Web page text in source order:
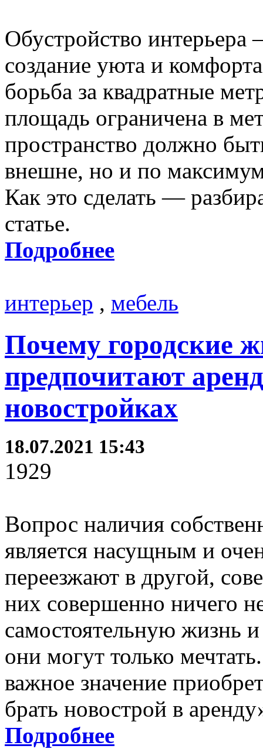
Обустройство
создание уюта и
борьба за квадратные
площадь ограничена в
пространство должно
внешне, но и по
Как это сделать —
статье.
Подробнее
интерьер , мебель
Почему городские
предпочитают
новостройках
18.07.2021 15:43
1929
Вопрос наличия
является насущным и
переезжают в другой,
них совершенно ничего
самостоятельную жизнь
они могут только
важное значение
брать новострой в
Подробнее